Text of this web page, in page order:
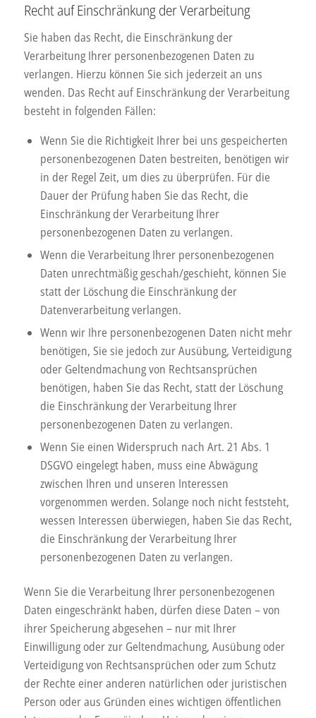
Recht auf Einschränkung der Verarbeitung
Sie haben das Recht, die Einschränkung der
Verarbeitung Ihrer personenbezogenen Daten zu
verlangen. Hierzu können Sie sich jederzeit an uns
wenden. Das Recht auf Einschränkung der Verarbeitung
besteht in folgenden Fällen:
Wenn Sie die Richtigkeit Ihrer bei uns gespeicherten
personenbezogenen Daten bestreiten, benötigen wir
in der Regel Zeit, um dies zu überprüfen. Für die
Dauer der Prüfung haben Sie das Recht, die
Einschränkung der Verarbeitung Ihrer
personenbezogenen Daten zu verlangen.
Wenn die Verarbeitung Ihrer personenbezogenen
Daten unrechtmäßig geschah/geschieht, können Sie
statt der Löschung die Einschränkung der
Datenverarbeitung verlangen.
Wenn wir Ihre personenbezogenen Daten nicht mehr
benötigen, Sie sie jedoch zur Ausübung, Verteidigung
oder Geltendmachung von Rechtsansprüchen
benötigen, haben Sie das Recht, statt der Löschung
die Einschränkung der Verarbeitung Ihrer
personenbezogenen Daten zu verlangen.
Wenn Sie einen Widerspruch nach Art. 21 Abs. 1
DSGVO eingelegt haben, muss eine Abwägung
zwischen Ihren und unseren Interessen
vorgenommen werden. Solange noch nicht feststeht,
wessen Interessen überwiegen, haben Sie das Recht,
die Einschränkung der Verarbeitung Ihrer
personenbezogenen Daten zu verlangen.
Wenn Sie die Verarbeitung Ihrer personenbezogenen
Daten eingeschränkt haben, dürfen diese Daten – von
ihrer Speicherung abgesehen – nur mit Ihrer
Einwilligung oder zur Geltendmachung, Ausübung oder
Verteidigung von Rechtsansprüchen oder zum Schutz
der Rechte einer anderen natürlichen oder juristischen
Person oder aus Gründen eines wichtigen öffentlichen